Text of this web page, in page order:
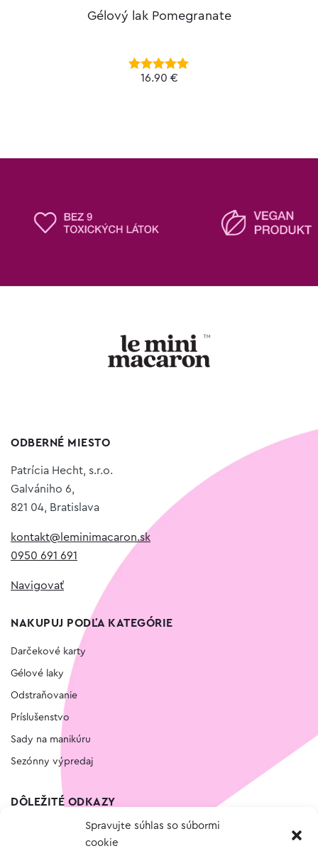
Spravujte súhlas so súbormi
cookie
Gélový lak Pomegranate
Hodnotenie
16.90 €
ODBERNÉ MIESTO
Patrícia Hecht, s.r.o.
Galvániho 6,
821 04, Bratislava
kontakt@leminimacaron.sk
0950 691 691
Navigovať
NAKUPUJ PODĽA KATEGÓRIE
Darčekové karty
Gélové laky
Odstraňovanie
Príslušenstvo
Sady na manikúru
Sezónny výpredaj
DÔLEŽITÉ ODKAZY